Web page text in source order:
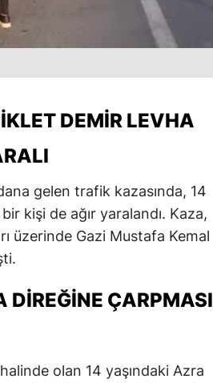
DEMIR LEVHA
gelen trafik kazasında, 14
kişi de ağır yaralandı. Kaza,
üzerinde Gazi Mustafa Kemal
DIREĞINE ÇARPMASI
olan 14 yaşındaki Azra